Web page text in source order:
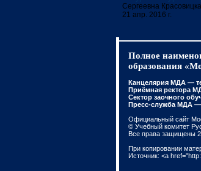
Сергеевна
21 апр. 2016 г.
Полное
образования
Канцелярия МДА —
Приёмная ректора
Сектор заочного
Пресс-служба МДА —
Официальный сайт
© Учебный комитет
Все права защищены
При копировании
Источник: <a